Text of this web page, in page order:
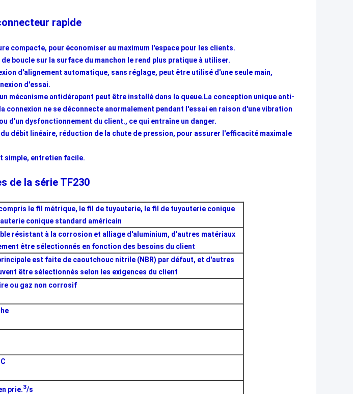
rapide
compacte, pour économiser au maximum l'espace pour les clients.
boucle sur la surface du manchon le rend plus pratique à utiliser.
d'alignement automatique, sans réglage, peut être utilisé d'une seule main,
d'essai.
mécanisme antidérapant peut être installé dans la queue.La conception unique anti-
connexion ne se déconnecte anormalement pendant l'essai en raison d'une vibration
d'un dysfonctionnement du client., ce qui entraîne un danger.
débit linéaire, réduction de la chute de pression, pour assurer l'efficacité maximale
simple, entretien facile.
de la série TF230
le fil métrique, le fil de tuyauterie, le fil de tuyauterie conique
conique standard américain
résistant à la corrosion et alliage d'aluminium, d'autres matériaux
être sélectionnés en fonction des besoins du client
est faite de caoutchouc nitrile (NBR) par défaut, et d'autres
être sélectionnés selon les exigences du client
ou gaz non corrosif
prie.3/s